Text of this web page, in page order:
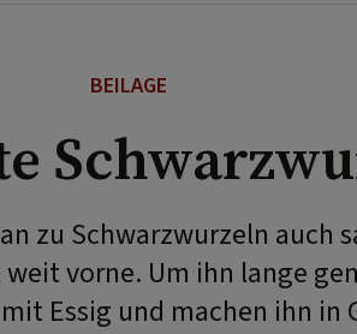
BEILAGE
zu Schwarzwurzeln auch
vorne. Um ihn lange
Essig und machen ihn in